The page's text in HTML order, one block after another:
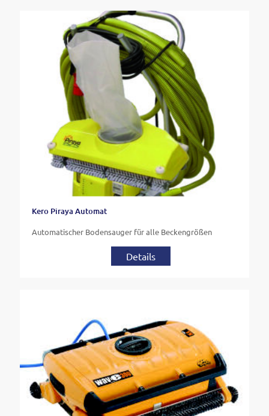
Kero Piraya Automat
Automatischer Bodensauger für alle Beckengrößen
Details